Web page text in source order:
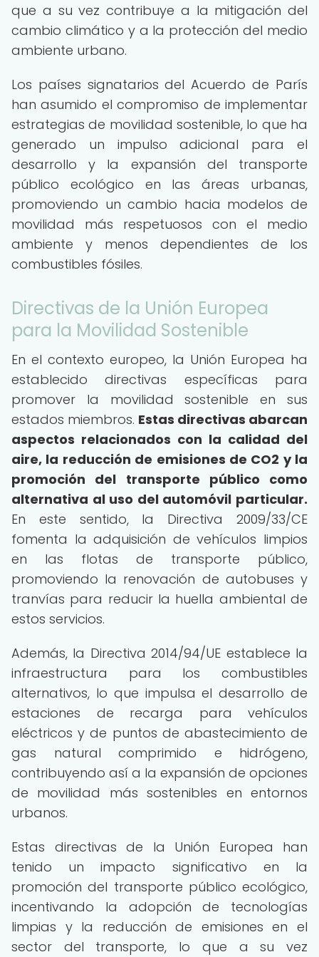
que a su vez contribuye a la mitigación del
cambio climático y a la protección del medio
ambiente urbano.
Los países signatarios del Acuerdo de París
han asumido el compromiso de implementar
estrategias de movilidad sostenible, lo que ha
generado un impulso adicional para el
desarrollo y la expansión del transporte
público ecológico en las áreas urbanas,
promoviendo un cambio hacia modelos de
movilidad más respetuosos con el medio
ambiente y menos dependientes de los
combustibles fósiles.
Directivas de la Unión Europea
para la Movilidad Sostenible
En el contexto europeo, la Unión Europea ha
establecido directivas específicas para
promover la movilidad sostenible en sus
estados miembros. Estas directivas abarcan
aspectos relacionados con la calidad del
aire, la reducción de emisiones de CO2 y la
promoción del transporte público como
alternativa al uso del automóvil particular.
En este sentido, la Directiva 2009/33/CE
fomenta la adquisición de vehículos limpios
en las flotas de transporte público,
promoviendo la renovación de autobuses y
tranvías para reducir la huella ambiental de
estos servicios.
Además, la Directiva 2014/94/UE establece la
infraestructura para los combustibles
alternativos, lo que impulsa el desarrollo de
estaciones de recarga para vehículos
eléctricos y de puntos de abastecimiento de
gas natural comprimido e hidrógeno,
contribuyendo así a la expansión de opciones
de movilidad más sostenibles en entornos
urbanos.
Estas directivas de la Unión Europea han
tenido un impacto significativo en la
promoción del transporte público ecológico,
incentivando la adopción de tecnologías
limpias y la reducción de emisiones en el
sector del transporte, lo que a su vez